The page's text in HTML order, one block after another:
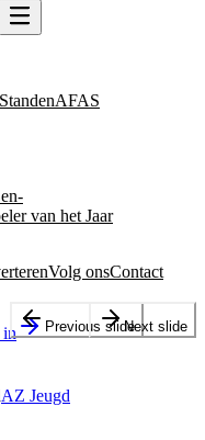
StandenAFAS
van het Jaar
Volg onsContact
in
AZ Jeugd
Previous slideNext slide